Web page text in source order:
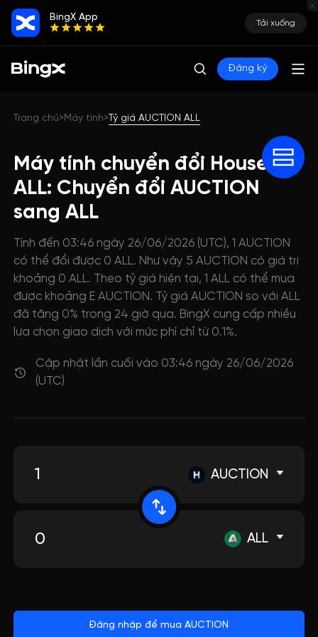
BingX App
Tải xuống
Đăng ký
Trang chủ>Máy tính>Tỷ giá AUCTION ALL
Máy tính chuyển đổi House
ALL: Chuyển đổi AUCTION
sang ALL
Tính đến 03:46 ngày 26/06/2026 (UTC), 1 AUCTION
có thể đổi được 0 ALL. Như vậy 5 AUCTION có giá trị
khoảng 0 ALL. Theo tỷ giá hiện tại, 1 ALL có thể mua
được khoảng E AUCTION. Tỷ giá AUCTION so với ALL
đã tăng 0% trong 24 giờ qua. BingX cung cấp nhiều
lựa chọn giao dịch với mức phí chỉ từ 0.1%.
Cập nhật lần cuối vào 03:46 ngày 26/06/2026
(UTC)
AUCTION
ALL
Đăng nhập để mua AUCTION